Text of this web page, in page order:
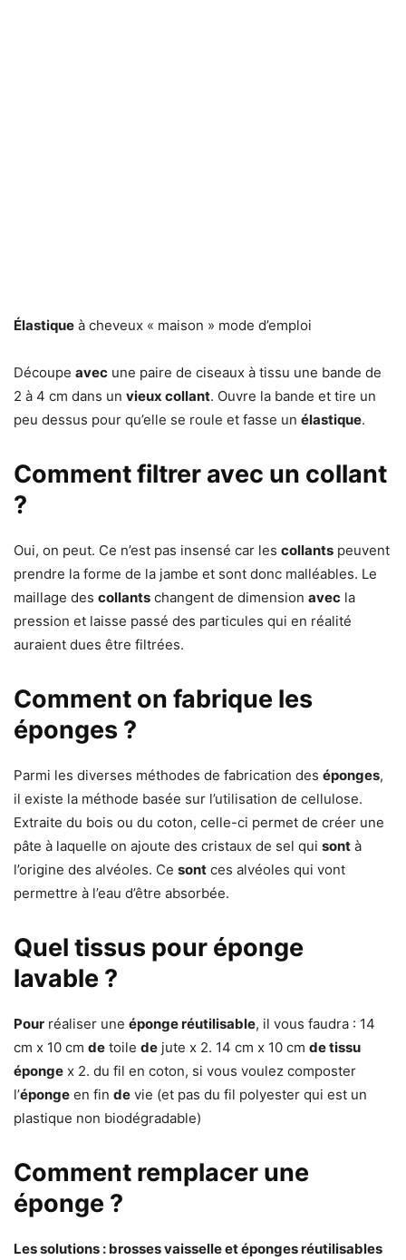
Élastique à cheveux « maison » mode d’emploi
Découpe avec une paire de ciseaux à tissu une bande de
2 à 4 cm dans un vieux collant. Ouvre la bande et tire un
peu dessus pour qu’elle se roule et fasse un élastique.
Comment filtrer avec un collant
?
Oui, on peut. Ce n’est pas insensé car les collants peuvent
prendre la forme de la jambe et sont donc malléables. Le
maillage des collants changent de dimension avec la
pression et laisse passé des particules qui en réalité
auraient dues être filtrées.
Comment on fabrique les
éponges ?
Parmi les diverses méthodes de fabrication des éponges,
il existe la méthode basée sur l’utilisation de cellulose.
Extraite du bois ou du coton, celle-ci permet de créer une
pâte à laquelle on ajoute des cristaux de sel qui sont à
l’origine des alvéoles. Ce sont ces alvéoles qui vont
permettre à l’eau d’être absorbée.
Quel tissus pour éponge
lavable ?
Pour réaliser une éponge réutilisable, il vous faudra : 14
cm x 10 cm de toile de jute x 2. 14 cm x 10 cm de tissu
éponge x 2. du fil en coton, si vous voulez composter
l’éponge en fin de vie (et pas du fil polyester qui est un
plastique non biodégradable)
Comment remplacer une
éponge ?
Les solutions : brosses vaisselle etépongesréutilisables